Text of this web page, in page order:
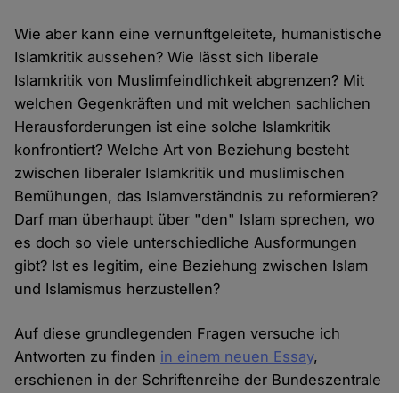
Wie aber kann eine vernunftgeleitete, humanistische
Islamkritik aussehen? Wie lässt sich liberale
Islamkritik von Muslimfeindlichkeit abgrenzen? Mit
welchen Gegenkräften und mit welchen sachlichen
Herausforderungen ist eine solche Islamkritik
konfrontiert? Welche Art von Beziehung besteht
zwischen liberaler Islamkritik und muslimischen
Bemühungen, das Islamverständnis zu reformieren?
Darf man überhaupt über "den" Islam sprechen, wo
es doch so viele unterschiedliche Ausformungen
gibt? Ist es legitim, eine Beziehung zwischen Islam
und Islamismus herzustellen?
Auf diese grundlegenden Fragen versuche ich
Antworten zu finden in einem neuen Essay,
erschienen in der Schriftenreihe der Bundeszentrale